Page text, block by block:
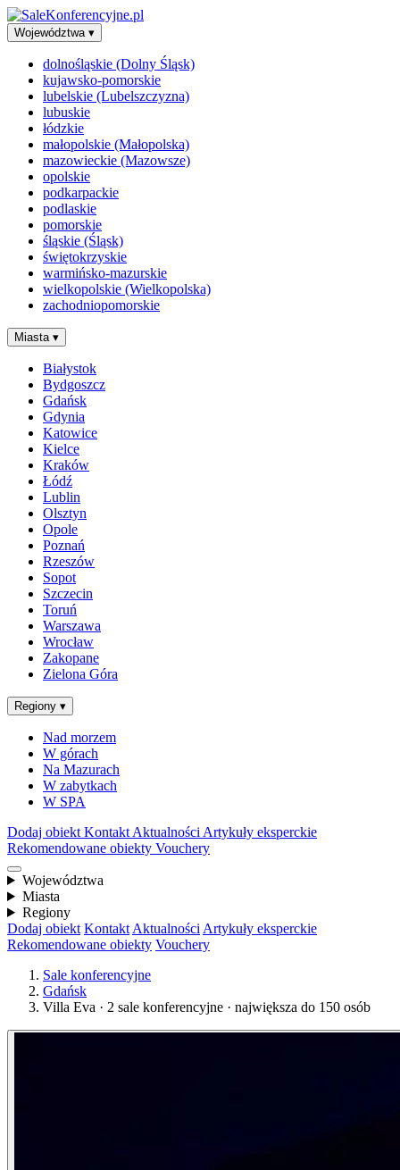
Województwa ▾
dolnośląskie (Dolny Śląsk)
kujawsko-pomorskie
lubelskie (Lubelszczyzna)
lubuskie
łódzkie
małopolskie (Małopolska)
mazowieckie (Mazowsze)
opolskie
podkarpackie
podlaskie
pomorskie
śląskie (Śląsk)
świętokrzyskie
warmińsko-mazurskie
wielkopolskie (Wielkopolska)
zachodniopomorskie
Miasta ▾
Białystok
Bydgoszcz
Gdańsk
Gdynia
Katowice
Kielce
Kraków
Łódź
Lublin
Olsztyn
Opole
Poznań
Rzeszów
Sopot
Szczecin
Toruń
Warszawa
Wrocław
Zakopane
Zielona Góra
Regiony ▾
Nad morzem
W górach
Na Mazurach
W zabytkach
W SPA
Dodaj obiekt Kontakt Aktualności Artykuły eksperckie
Rekomendowane obiekty Vouchery
Województwa
Miasta
Regiony
Dodaj obiekt Kontakt Aktualności Artykuły eksperckie
Rekomendowane obiekty Vouchery
Sale konferencyjne
Gdańsk
Villa Eva · 2 sale konferencyjne · największa do 150 osób